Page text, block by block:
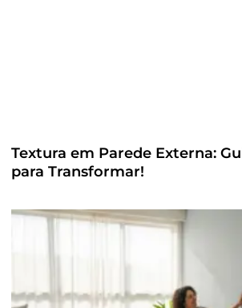
Textura em Parede Externa:
para Transformar!